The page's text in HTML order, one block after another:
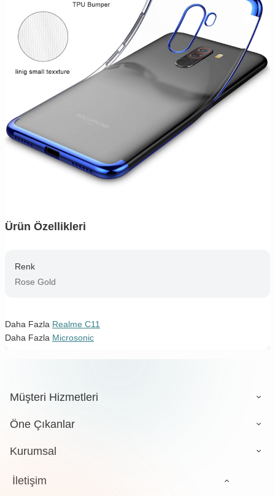
Ürün Özellikleri
Renk
Rose Gold
Daha Fazla Realme C11
Daha Fazla Microsonic
Müşteri Hizmetleri
Öne Çıkanlar
Kurumsal
İletişim